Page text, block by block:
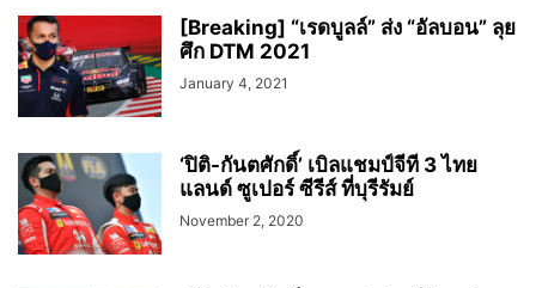
[Breaking] “เรดบูลล์” ส่ง “อัลบอน” ลุย
ศึก DTM 2021
January 4, 2021
‘ปิติ-กันตศักดิ์’ เบิลแชมป์จีที 3 ไทย
แลนด์ ซูเปอร์ ซีรีส์ ที่บุรีรัมย์
November 2, 2020